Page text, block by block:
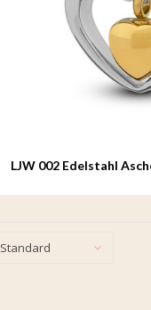
LJW 002 Edelstahl
Standard